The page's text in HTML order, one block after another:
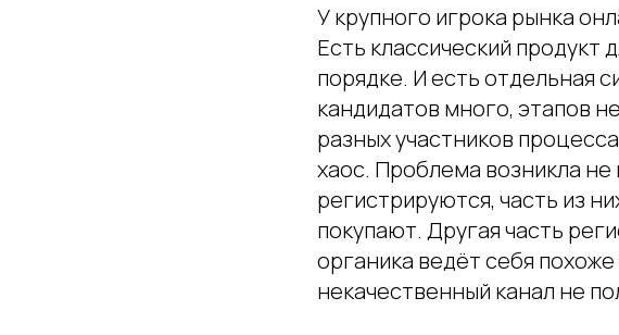
У крупного игрока рынка
Есть классический продукт
порядке. И есть отдельная
кандидатов много, этапов
разных участников
хаос. Проблема возникла
регистрируются, часть из
покупают. Другая часть
органика ведёт себя
некачественный канал не